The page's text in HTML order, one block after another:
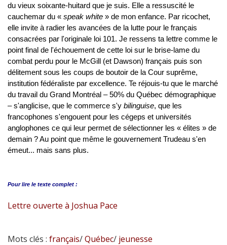
du vieux soixante-huitard que je suis. Elle a ressuscité le
cauchemar du « speak white » de mon enfance. Par ricochet,
elle invite à radier les avancées de la lutte pour le français
consacrées par l'originale loi 101. Je ressens ta lettre comme le
point final de l'échouement de cette loi sur le brise-lame du
combat perdu pour le McGill (et Dawson) français puis son
délitement sous les coups de boutoir de la Cour suprême,
institution fédéraliste par excellence. Te réjouis-tu que le marché
du travail du Grand Montréal – 50% du Québec démographique
– s'anglicise, que le commerce s'y bilinguise, que les
francophones s'engouent pour les cégeps et universités
anglophones ce qui leur permet de sélectionner les « élites » de
demain ? Au point que même le gouvernement Trudeau s'en
émeut... mais sans plus.
Pour lire le texte complet :
Lettre ouverte à Joshua Pace
Mots clés : français/Québec/ jeunesse